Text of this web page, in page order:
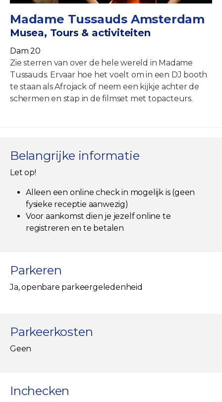
Madame Tussauds Amsterdam
Musea, Tours & activiteiten
Dam 20
Zie sterren van over de hele wereld in Madame
Tussauds. Ervaar hoe het voelt om in een DJ booth
te staan als Afrojack of neem een kijkje achter de
schermen en stap in de filmset met topacteurs.
Belangrijke informatie
Let op!
Alleen een online check in mogelijk is (geen
fysieke receptie aanwezig)
Voor aankomst dien je jezelf online te
registreren en te betalen
Parkeren
Ja, openbare parkeergeledenheid
Parkeerkosten
Geen
Inchecken